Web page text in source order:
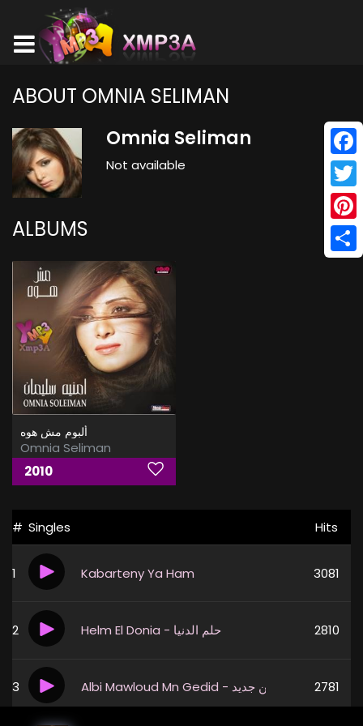
ABOUT OMNIA SELIMAN
Omnia Seliman
Not available
ALBUMS
ألبوم مش هوه
Omnia Seliman
2010
# Singles Hits
1 Kabarteny Ya Ham 3081
2 Helm El Donia - حلم الدنيا 2810
3 Albi Mawloud Mn Gedid - قلبي مولود من جديد
2781